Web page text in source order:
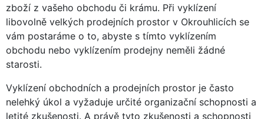
zboží z vašeho obchodu či krámu. Při vyklízení
libovolně velkých prodejních prostor v Okrouhlicích se
vám postaráme o to, abyste s tímto vyklízením
obchodu nebo vyklízením prodejny neměli žádné
starosti.
Vyklízení obchodních a prodejních prostor je často
nelehký úkol a vyžaduje určité organizační schopnosti a
letité zkušenosti. A právě tyto zkušenosti a schopnosti